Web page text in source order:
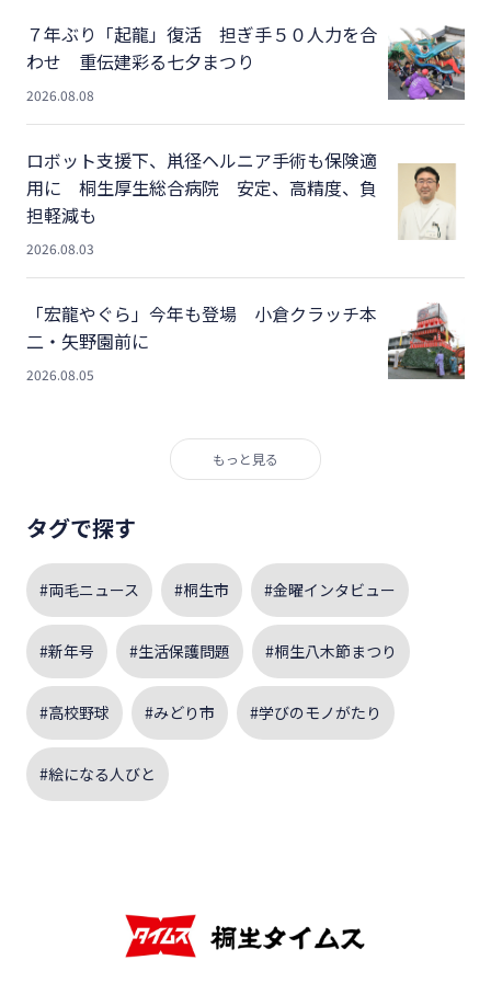
７年ぶり「起龍」復活 担ぎ手５０人力を合
わせ 重伝建彩る七夕まつり
2026.08.08
ロボット支援下、鼡径ヘルニア手術も保険適
用に 桐生厚生総合病院 安定、高精度、負
担軽減も
2026.08.03
「宏龍やぐら」今年も登場 小倉クラッチ本
二・矢野園前に
2026.08.05
もっと見る
タグで探す
#両毛ニュース #桐生市 #金曜インタビュー
#新年号 #生活保護問題 #桐生八木節まつり
#高校野球 #みどり市 #学びのモノがたり
#絵になる人びと